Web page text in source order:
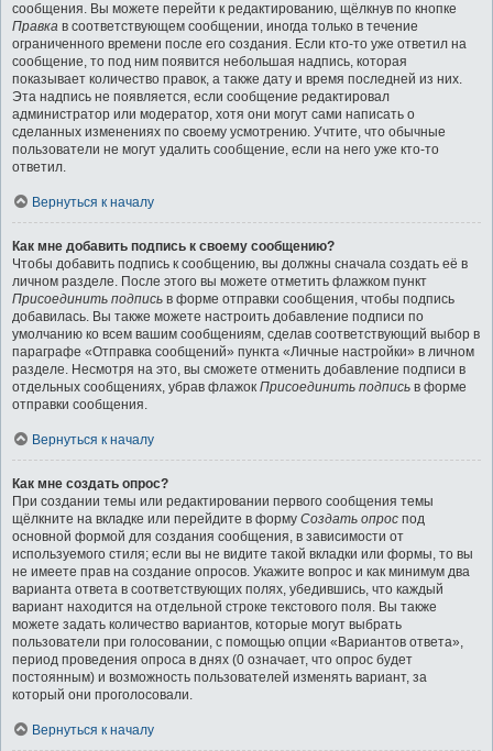
сообщения. Вы можете перейти к редактированию, щёлкнув по кнопке
Правка в соответствующем сообщении, иногда только в течение
ограниченного времени после его создания. Если кто-то уже ответил на
сообщение, то под ним появится небольшая надпись, которая
показывает количество правок, а также дату и время последней из них.
Эта надпись не появляется, если сообщение редактировал
администратор или модератор, хотя они могут сами написать о
сделанных изменениях по своему усмотрению. Учтите, что обычные
пользователи не могут удалить сообщение, если на него уже кто-то
ответил.
Вернуться к началу
Как мне добавить подпись к своему сообщению?
Чтобы добавить подпись к сообщению, вы должны сначала создать её в
личном разделе. После этого вы можете отметить флажком пункт
Присоединить подпись в форме отправки сообщения, чтобы подпись
добавилась. Вы также можете настроить добавление подписи по
умолчанию ко всем вашим сообщениям, сделав соответствующий выбор в
параграфе «Отправка сообщений» пункта «Личные настройки» в личном
разделе. Несмотря на это, вы сможете отменить добавление подписи в
отдельных сообщениях, убрав флажок Присоединить подпись в форме
отправки сообщения.
Вернуться к началу
Как мне создать опрос?
При создании темы или редактировании первого сообщения темы
щёлкните на вкладке или перейдите в форму Создать опрос под
основной формой для создания сообщения, в зависимости от
используемого стиля; если вы не видите такой вкладки или формы, то вы
не имеете прав на создание опросов. Укажите вопрос и как минимум два
варианта ответа в соответствующих полях, убедившись, что каждый
вариант находится на отдельной строке текстового поля. Вы также
можете задать количество вариантов, которые могут выбрать
пользователи при голосовании, с помощью опции «Вариантов ответа»,
период проведения опроса в днях (0 означает, что опрос будет
постоянным) и возможность пользователей изменять вариант, за
который они проголосовали.
Вернуться к началу